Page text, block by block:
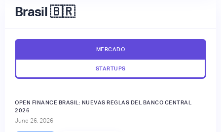
Brasil 🇧🇷
MERCADO
STARTUPS
OPEN FINANCE BRASIL: NUEVAS REGLAS DEL BANCO CENTRAL
2026
June 26, 2026